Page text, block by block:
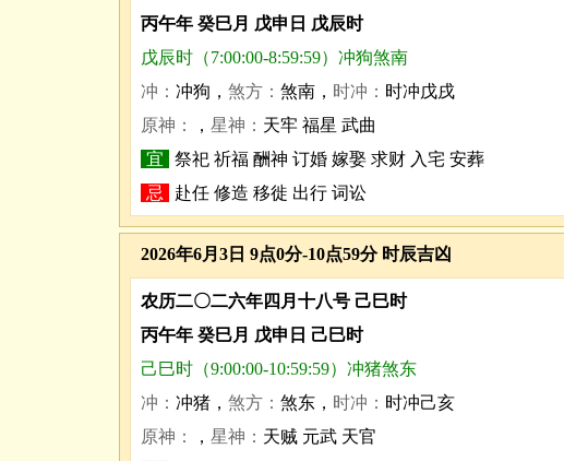
丙午年 癸巳月 戊申日 戊辰时
戊辰时（7:00:00-8:59:59）冲狗煞南
冲： 冲狗， 煞方： 煞南， 时冲： 时冲戊戌
原神：
， 星神： 天牢 福星 武曲
宜
祭祀 祈福 酬神 订婚 嫁娶 求财 入宅 安葬
忌
赴任 修造 移徙 出行 词讼
2026年6月3日 9点0分-10点59分 时辰吉凶
农历二〇二六年四月十八号 己巳时
丙午年 癸巳月 戊申日 己巳时
己巳时（9:00:00-10:59:59）冲猪煞东
冲： 冲猪， 煞方： 煞东， 时冲： 时冲己亥
原神：
， 星神： 天贼 元武 天官